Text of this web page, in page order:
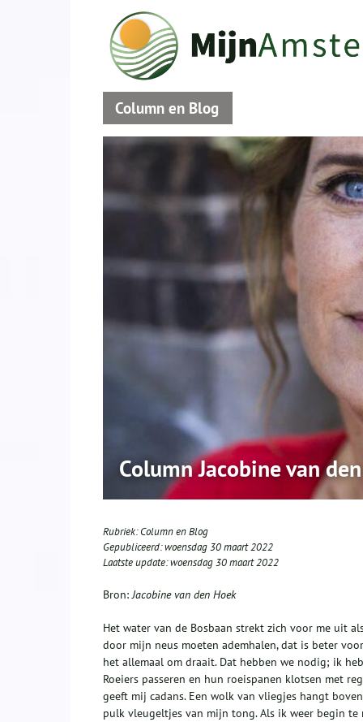
Column en Blog
Column Jacobine van
Rubriek:Column en Blog
Gepubliceerd:woensdag 30 maart 2022
Laatste update:woensdag 30 maart 2022
Bron:Jacobine van den Hoek
Het water van de Bosbaan strekt zich voor me uit
door mijn neus moeten ademhalen, dat is beter
het allemaal om draait. Dat hebben we nodig; ik
Roeiers passeren en hun roeispanen klotsen met
geeft mij cadans. Een wolk van vliegjes hangt
pulk vleugeltjes van mijn tong. Als ik weer begin